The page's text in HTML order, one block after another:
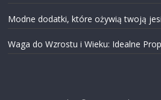
Modne dodatki, które ożywią twoją
Waga do Wzrostu i Wieku: Idealne